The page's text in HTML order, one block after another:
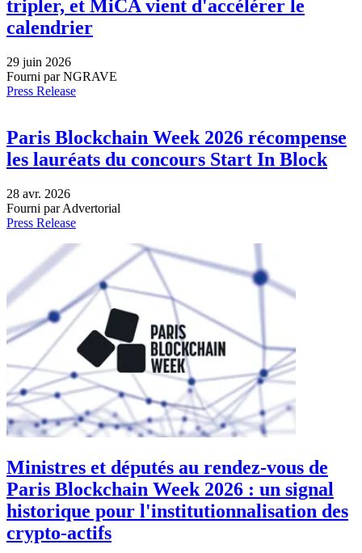
tripler, et MiCA vient d'accélérer le
calendrier
29 juin 2026
Fourni par NGRAVE
Press Release
Paris Blockchain Week 2026 récompense
les lauréats du concours Start In Block
28 avr. 2026
Fourni par Advertorial
Press Release
Ministres et députés au rendez-vous de
Paris Blockchain Week 2026 : un signal
historique pour l'institutionnalisation des
crypto-actifs